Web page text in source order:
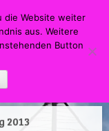
2013
die Website weiter
aus. Weitere
Button